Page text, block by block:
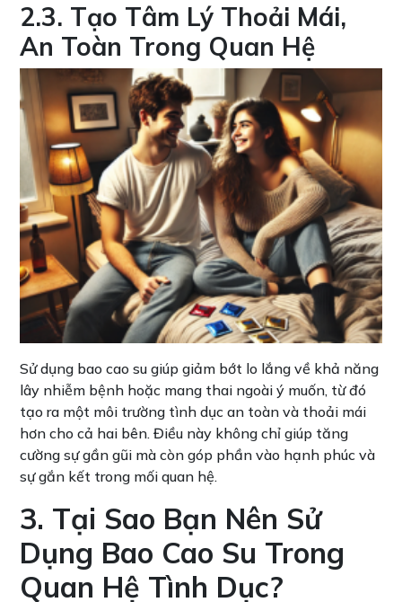
2.3. Tạo Tâm Lý Thoải Mái,
An Toàn Trong Quan Hệ
Sử dụng bao cao su giúp giảm bớt lo lắng về khả năng
lây nhiễm bệnh hoặc mang thai ngoài ý muốn, từ đó
tạo ra một môi trường tình dục an toàn và thoải mái
hơn cho cả hai bên. Điều này không chỉ giúp tăng
cường sự gần gũi mà còn góp phần vào hạnh phúc và
sự gắn kết trong mối quan hệ.
3. Tại Sao Bạn Nên Sử
Dụng Bao Cao Su Trong
Quan Hệ Tình Dục?